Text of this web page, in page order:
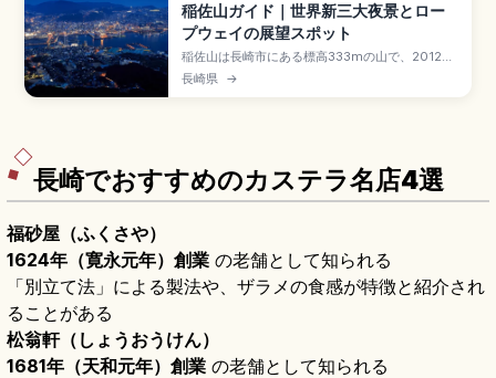
稲佐山ガイド｜世界新三大夜景とロー
プウェイの展望スポット
稲佐山は長崎市にある標高333mの山で、2012
年・2021年に世界新三大夜景に認定された長崎の
絶景スポット。長崎ロープウェイ淵神社駅〜稲佐
長崎県 →
長崎でおすすめのカステラ名店4選
福砂屋（ふくさや）
1624年（寛永元年）創業 の老舗として知られる
「別立て法」による製法や、ザラメの食感が特徴と紹介され
ることがある
松翁軒（しょうおうけん）
1681年（天和元年）創業 の老舗として知られる